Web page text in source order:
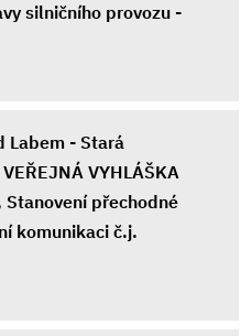
silničního provozu -
Labem - Stará
VYHLÁŠKA
Stanovení přechodné
komunikaci č.j.